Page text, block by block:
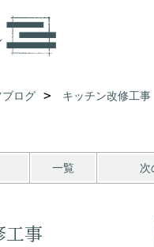
ブログ キッチン改修工事
一覧 次
工事